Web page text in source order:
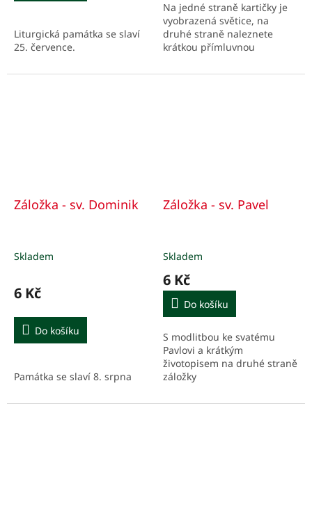
Liturgická památka se slaví
25. července.
Na jedné straně kartičky je
vyobrazená světice, na
druhé straně naleznete
krátkou přímluvnou
z jejího života, stručně v
Záložka - sv. Dominik
Skladem
6 Kč
Do košíku
Památka se slaví 8. srpna
Záložka - sv. Pavel
Skladem
6 Kč
Do košíku
S modlitbou ke svatému
Pavlovi a krátkým
životopisem na druhé straně
záložky